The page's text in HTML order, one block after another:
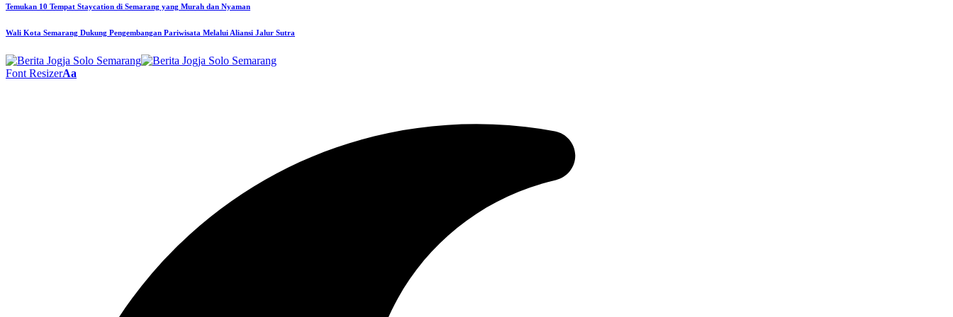
Temukan 10 Tempat Staycation di Semarang yang Murah dan Nyaman
Wali Kota Semarang Dukung Pengembangan Pariwisata Melalui Aliansi Jalur Sutra
Font ResizerAa